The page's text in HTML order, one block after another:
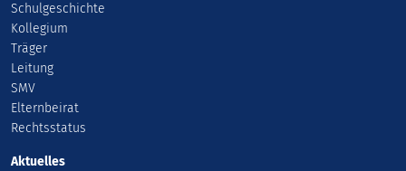
Schulgeschichte
Kollegium
Träger
Leitung
SMV
Elternbeirat
Rechtsstatus
Aktuelles